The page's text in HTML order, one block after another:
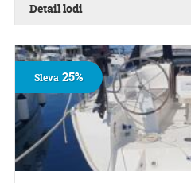
Detail lodi
Sleva25%